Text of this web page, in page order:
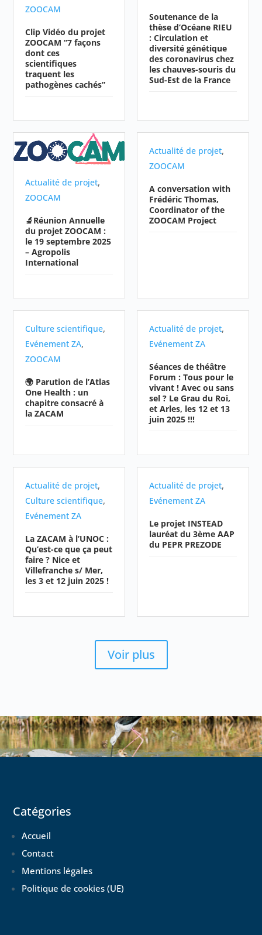
ZOOCAM
Clip Vidéo du projet
ZOOCAM “7 façons
dont ces
scientifiques
traquent les
pathogènes cachés”
Soutenance de la
thèse d’Océane RIEU
: Circulation et
diversité génétique
des coronavirus chez
les chauves-souris du
Sud-Est de la France
Actualité de projet,
ZOOCAM
🔬Réunion Annuelle
du projet ZOOCAM :
le 19 septembre 2025
– Agropolis
International
Actualité de projet,
ZOOCAM
A conversation with
Frédéric Thomas,
Coordinator of the
ZOOCAM Project
Culture scientifique,
Evénement ZA,
ZOOCAM
🌍 Parution de l’Atlas
One Health : un
chapitre consacré à
la ZACAM
Actualité de projet,
Evénement ZA
Séances de théâtre
Forum : Tous pour le
vivant ! Avec ou sans
sel ? Le Grau du Roi,
et Arles, les 12 et 13
juin 2025 !!!
Actualité de projet,
Culture scientifique,
Evénement ZA
La ZACAM à l’UNOC :
Qu’est-ce que ça peut
faire ? Nice et
Villefranche s/ Mer,
les 3 et 12 juin 2025 !
Actualité de projet,
Evénement ZA
Le projet INSTEAD
lauréat du 3ème AAP
du PEPR PREZODE
Voir plus
Catégories
Accueil
Contact
Mentions légales
Politique de cookies (UE)